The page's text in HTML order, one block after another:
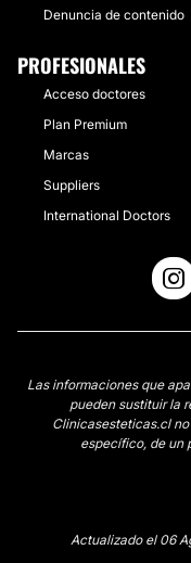
Denuncia de contenido
PROFESIONALES
Acceso doctores
Plan Premium
Marcas
Suppliers
International Doctors
Las informaciones que
pueden sustituir la
Clinicasesteticas.cl
específico, de un
Actualizado el 06